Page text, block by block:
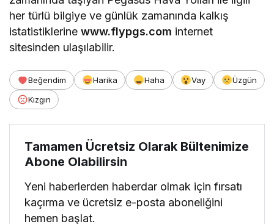
her türlü bilgiye ve günlük zamanında kalkış
istatistiklerinewww.flypgs.com internet
sitesinden ulaşılabilir.
Beğendim Harika Haha Vay
Üzgün
Kızgın
Tamamen Ücretsiz Olarak Bültenimize
Abone Olabilirsin
Yeni haberlerden haberdar olmak için fırsatı
kaçırma ve ücretsiz e-posta aboneliğini
hemen başlat.